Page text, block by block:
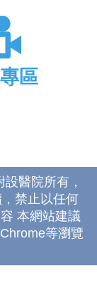
區
醫院所有，
禁止以任何
本網站建議
等瀏覽